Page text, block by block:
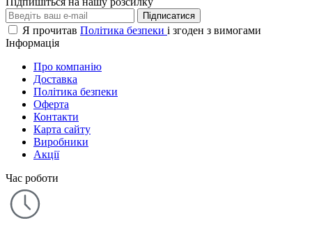
Підписатися
Я прочитав Політика безпеки і згоден з вимогами
Інформація
Про компанію
Доставка
Політика безпеки
Оферта
Контакти
Карта сайту
Виробники
Акції
Час роботи